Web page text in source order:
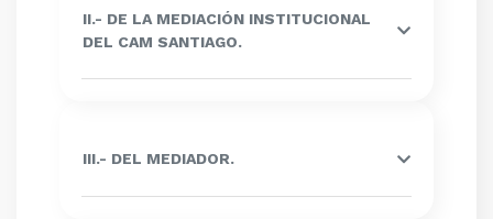
II.- DE LA MEDIACIÓN INSTITUCIONAL
DEL CAM SANTIAGO.
III.- DEL MEDIADOR.